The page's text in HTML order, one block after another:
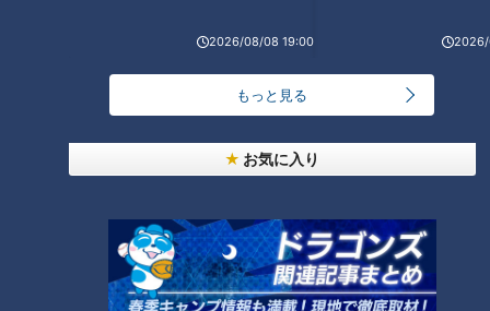
2026/08/08 19:00 2026/
もっと見る
お気に入り
炒めもの」の作り方【キユーピ
ユーピー３分クッキング】